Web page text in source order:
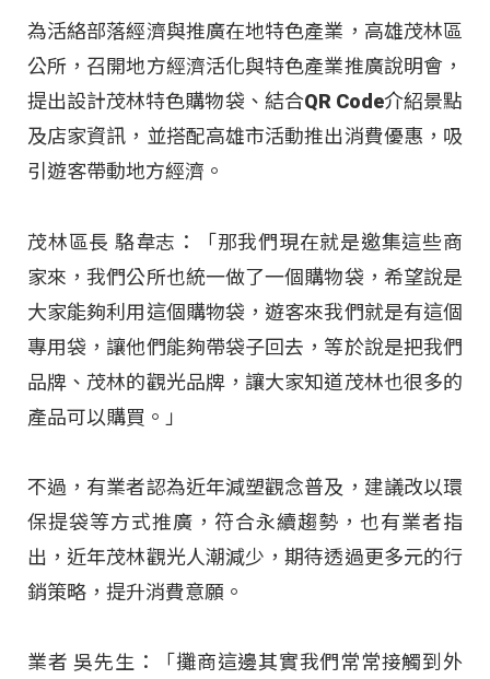
為活絡部落經濟與推廣在地特色產業，高雄茂林區
公所，召開地方經濟活化與特色產業推廣說明會，
提出設計茂林特色購物袋、結合QR Code介紹景點
及店家資訊，並搭配高雄市活動推出消費優惠，吸
引遊客帶動地方經濟。
茂林區長 駱韋志：「那我們現在就是邀集這些商
家來，我們公所也統一做了一個購物袋，希望說是
大家能夠利用這個購物袋，遊客來我們就是有這個
專用袋，讓他們能夠帶袋子回去，等於說是把我們
品牌、茂林的觀光品牌，讓大家知道茂林也很多的
產品可以購買。」
不過，有業者認為近年減塑觀念普及，建議改以環
保提袋等方式推廣，符合永續趨勢，也有業者指
出，近年茂林觀光人潮減少，期待透過更多元的行
銷策略，提升消費意願 。
業者 吳先生：「攤商這邊其實我們常常接觸到外